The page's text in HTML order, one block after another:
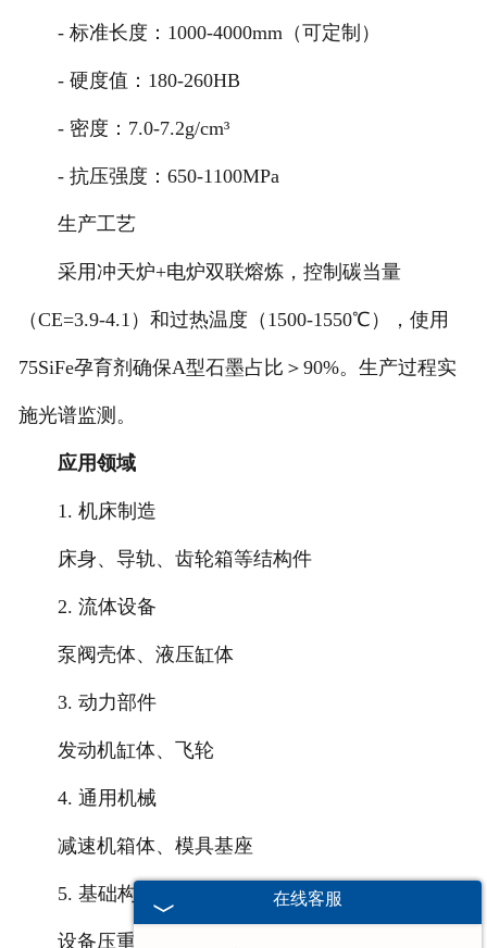
- 标准长度：1000-4000mm（可定制）
- 硬度值：180-260HB
- 密度：7.0-7.2g/cm³
- 抗压强度：650-1100MPa
生产工艺
采用冲天炉+电炉双联熔炼，控制碳当量
（CE=3.9-4.1）和过热温度（1500-1550℃），使用
75SiFe孕育剂确保A型石墨占比＞90%。生产过程实
施光谱监测。
应用领域
1. 机床制造
床身、导轨、齿轮箱等结构件
2. 流体设备
泵阀壳体、液压缸体
3. 动力部件
发动机缸体、飞轮
4. 通用机械
减速机箱体、模具基座
5. 基础构件
设备压重块、安装基板
在线客服